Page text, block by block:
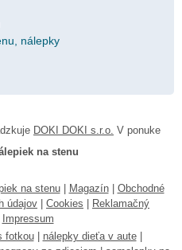
nálepky
DOKI DOKI s.r.o. V ponuke
na stenu
na stenu| Magazín| Obchodné
údajov Cookies
Reklamačný
Impressum
fotkou| nálepky dieťa v aute|